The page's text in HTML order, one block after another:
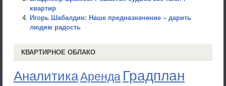
квартир
Игорь Шабалдин: Наше предназначение – дарить
людям радость
КВАРТИРНОЕ ОБЛАКО
АналитикаАренда Градплан